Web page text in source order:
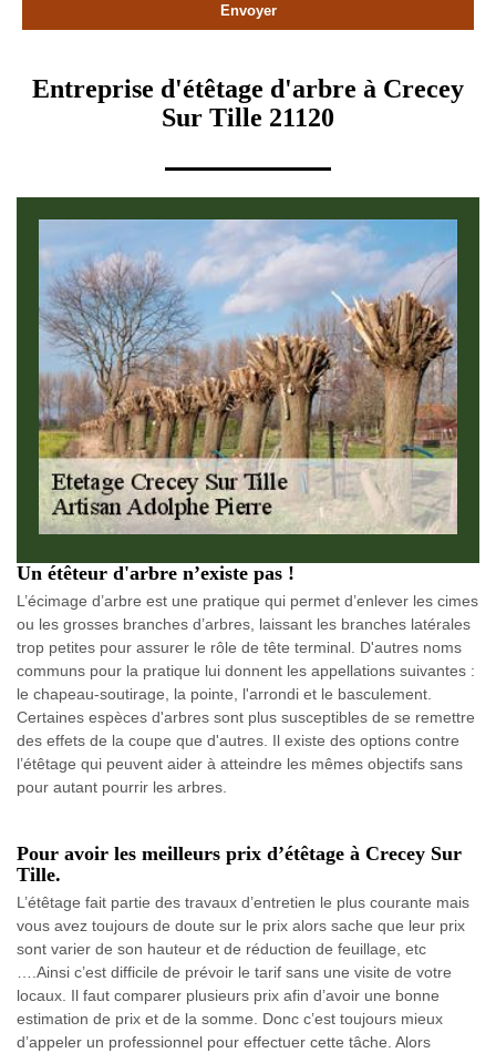
Entreprise d'étêtage d'arbre à Crecey
Sur Tille 21120
Un étêteur d'arbre n’existe pas !
L’écimage d’arbre est une pratique qui permet d’enlever les cimes
ou les grosses branches d’arbres, laissant les branches latérales
trop petites pour assurer le rôle de tête terminal. D'autres noms
communs pour la pratique lui donnent les appellations suivantes :
le chapeau-soutirage, la pointe, l'arrondi et le basculement.
Certaines espèces d'arbres sont plus susceptibles de se remettre
des effets de la coupe que d'autres. Il existe des options contre
l’étêtage qui peuvent aider à atteindre les mêmes objectifs sans
pour autant pourrir les arbres.
Pour avoir les meilleurs prix d’étêtage à Crecey Sur
Tille.
L’étêtage fait partie des travaux d’entretien le plus courante mais
vous avez toujours de doute sur le prix alors sache que leur prix
sont varier de son hauteur et de réduction de feuillage, etc
….Ainsi c’est difficile de prévoir le tarif sans une visite de votre
locaux. Il faut comparer plusieurs prix afin d’avoir une bonne
estimation de prix et de la somme. Donc c’est toujours mieux
d’appeler un professionnel pour effectuer cette tâche. Alors